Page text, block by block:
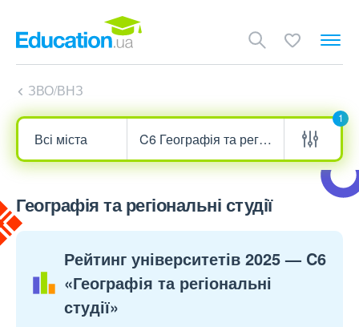
ЗВО/ВНЗ
1
Географія та регіональні студії
Рейтинг університетів 2025 — C6
«Географія та регіональні
студії»